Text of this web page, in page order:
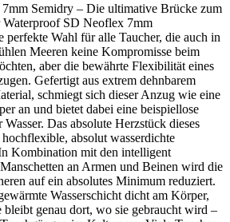
Semidry – Die ultimative Brücke zum
SD Neoflex 7mm
perfekte Wahl für alle Taucher, die auch in
Meeren keine Kompromisse beim
aber die bewährte Flexibilität eines
Gefertigt aus extrem dehnbarem
schmiegt sich dieser Anzug wie eine
an und bietet dabei eine beispiellose
Das absolute Herzstück dieses
absolut wasserdichte
Kombination mit den intelligent
an Armen und Beinen wird die
auf ein absolutes Minimum reduziert.
Wasserschicht dicht am Körper,
genau dort, wo sie gebraucht wird –